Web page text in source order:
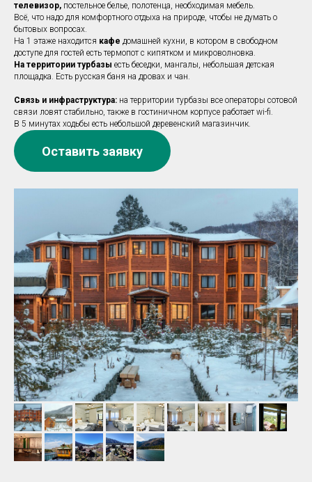
телевизор, постельное белье, полотенца, необходимая мебель.
Всё, что надо для комфортного отдыха на природе, чтобы не думать о
бытовых вопросах.
На 1 этаже находится кафе домашней кухни, в котором в свободном
доступе для гостей есть термопот с кипятком и микроволновка.
На территории турбазы есть беседки, мангалы, небольшая детская
площадка. Есть русская баня на дровах и чан.
Связь и инфраструктура: на территории турбазы все операторы сотовой
связи ловят стабильно, также в гостиничном корпусе работает wi-fi.
В 5 минутах ходьбы есть небольшой деревенский магазинчик.
Оставить заявку